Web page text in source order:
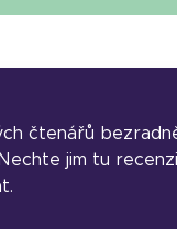
čtenářů
jim tu